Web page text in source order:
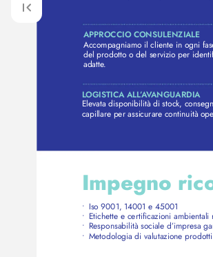
APPROCCIO CONSULENZIALE
Accompagniamo il cliente in ogni
del prodotto o del servizio per
adatte.
LOGISTICA ALL’AVANGUARDIA
Elevata disponibilità di stock,
capillare per assicurare continuità
Impegno
• Iso 9001, 14001 e 45001
• Etichette e certificazioni ambientali
• Responsabilità sociale d’impresa
• Metodologia di valutazione